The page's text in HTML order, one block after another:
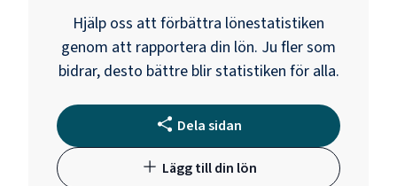
Hjälp oss att förbättra lönestatistiken
genom att rapportera din lön. Ju fler som
bidrar, desto bättre blir statistiken för alla.
Dela sidan
Lägg till din lön